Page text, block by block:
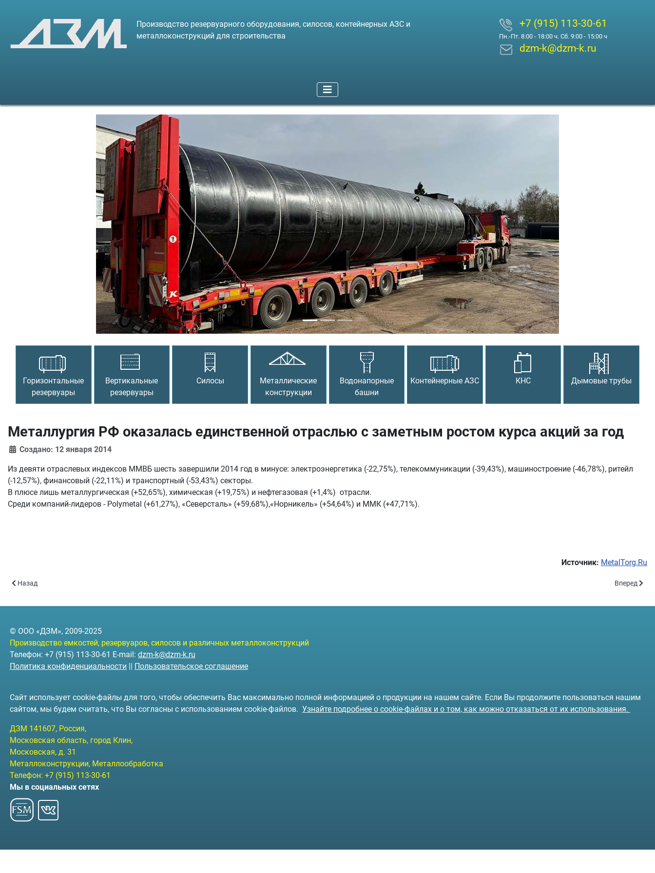
Производство резервуарного оборудования, силосов, контейнерных АЗС и
металлоконструкций для строительства
+7 (915) 113-30-61
Пн.-Пт. 8:00 - 18:00 ч. Сб. 9:00 - 15:00 ч
dzm-k@dzm-k.ru
Предыдущий
Горизонтальные
резервуары
Вертикальные
резервуары
Силосы
Металлические
конструкции
Водонапорные
башни
Контейнерные АЗС КНС Дымовые трубы
Металлургия РФ оказалась единственной отраслью с заметным ростом курса акций за год
Создано: 12 января 2014
Из девяти отраслевых индексов ММВБ шесть завершили 2014 год в минусе: электроэнергетика (-22,75%), телекоммуникации (-39,43%), машиностроение (-46,78%), ритейл
(-12,57%), финансовый (-22,11%) и транспортный (-53,43%) секторы.
В плюсе лишь металлургическая (+52,65%), химическая (+19,75%) и нефтегазовая (+1,4%) отрасли.
Среди компаний-лидеров - Polymetal (+61,27%), «Северсталь» (+59,68%),«Норникель» (+54,64%) и ММК (+47,71%).
Источник: MetalTorg.Ru
Предыдущий: Отгрузка партии резервуаров для республики Беларусь
Назад Следующий:
Вперед
© ООО «ДЗМ», 2009-2025
Производство емкостей, резервуаров, силосов и различных металлоконструкций
Телефон: +7 (915) 113-30-61 E-mail: dzm-k@dzm-k.ru
Политика конфиденциальности || Пользовательское соглашение
Сайт использует cookie-файлы для того, чтобы обеспечить Вас максимально полной информацией о продукции на нашем сайте. Если Вы продолжите пользоваться нашим
сайтом, мы будем считать, что Вы согласны с использованием cookie-файлов. Узнайте подробнее о cookie-файлах и о том, как можно отказаться от их использования.
ДЗМ 141607, Россия,
Московская область, город Клин,
Московская, д. 31
Металлоконструкции, Металлообработка
Телефон: +7 (915) 113-30-61
Мы в социальных сетях